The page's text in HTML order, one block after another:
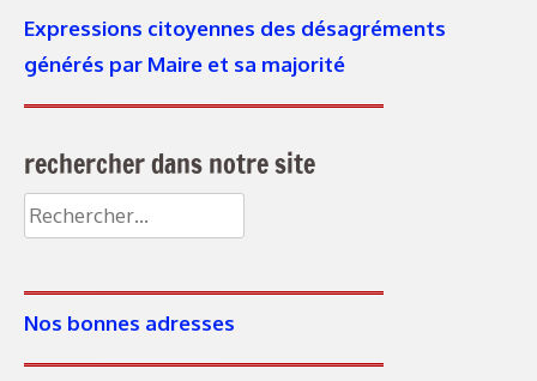
Expressions citoyennes des désagréments
générés par Maire et sa majorité
rechercher dans notre site
Rechercher :
Nos bonnes adresses